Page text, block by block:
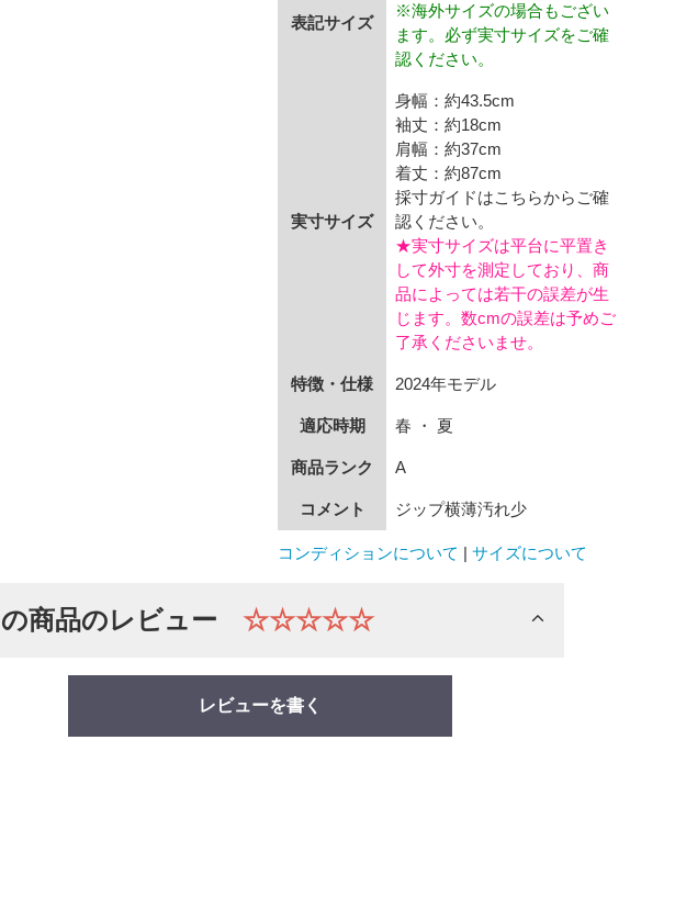
表記サイズ
※海外サイズの場合もござい
ます。必ず実寸サイズをご確
認ください。
実寸サイズ
身幅：約43.5cm
袖丈：約18cm
肩幅：約37cm
着丈：約87cm
採寸ガイドはこちらからご確
認ください。
★実寸サイズは平台に平置き
して外寸を測定しており、商
品によっては若干の誤差が生
じます。数cmの誤差は予めご
了承くださいませ。
特徴・仕様 2024年モデル
適応時期 春 ・ 夏
商品ランク A
コメント ジップ横薄汚れ少
コンディションについて | サイズについて
商品のレビュー ☆☆☆☆☆
レビューを書く